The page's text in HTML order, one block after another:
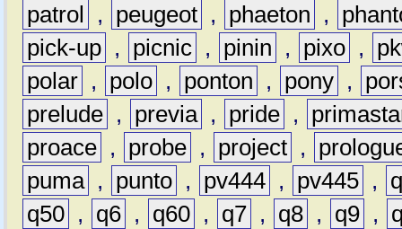
patrol
, peugeot , phaeton ,
pick-up , picnic , pinin , pixo ,
polar , polo , ponton , pony ,
prelude , previa , pride ,
proace , probe , project ,
puma , punto , pv444 , pv445 ,
q50 , q6 , q60 , q7 , q8 , q9 ,